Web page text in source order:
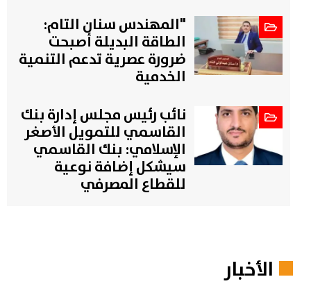
"المهندس سنان التام:
الطاقة البديلة أصبحت
ضرورة عصرية تدعم التنمية
الخدمية
نائب رئيس مجلس إدارة بنك
القاسمي للتمويل الأصغر
الإسلامي: بنك القاسمي
سيشكل إضافة نوعية
للقطاع المصرفي
الأخبار